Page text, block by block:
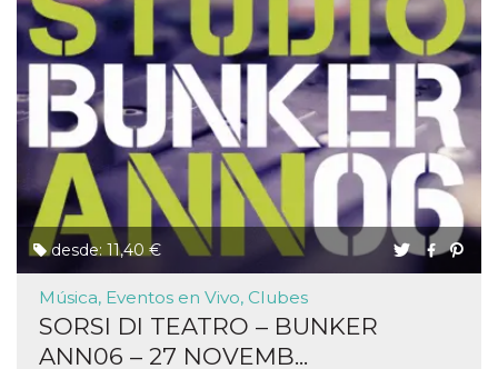
desde: 11,40 €
Música, Eventos en Vivo, Clubes
SORSI DI TEATRO – BUNKER
ANN06 – 27 NOVEMB...